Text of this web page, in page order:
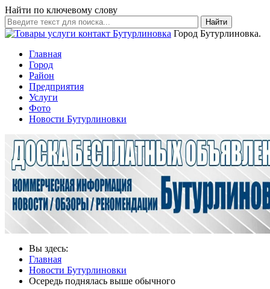
Найти по ключевому слову
Найти
Город Бутурлиновка.
Главная
Город
Район
Предприятия
Услуги
Фото
Новости Бутурлиновки
Вы здесь:
Главная
Новости Бутурлиновки
Осередь поднялась выше обычного